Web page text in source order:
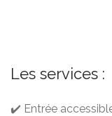
Les services :
✔️ Entrée